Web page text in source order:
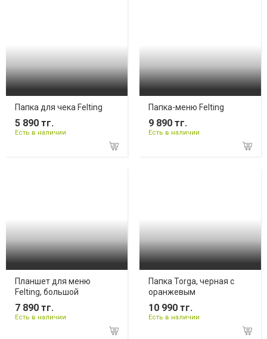
Папка для чека Felting
5 890 тг.
Есть в наличии
Папка-меню Felting
9 890 тг.
Есть в наличии
Планшет для меню
Felting, большой
7 890 тг.
Есть в наличии
Папка Torga, черная с
оранжевым
10 990 тг.
Есть в наличии